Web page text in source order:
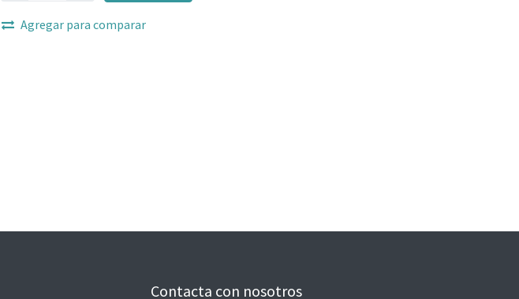
Agregar para comparar
Contacta con nosotros